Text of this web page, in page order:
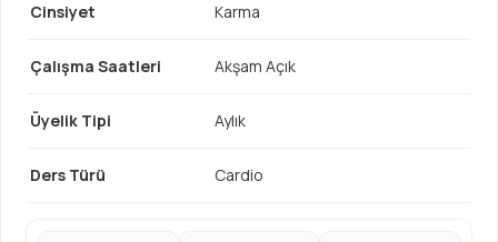
Cinsiyet Karma
Çalışma Saatleri Akşam Açık
Üyelik Tipi Aylık
Ders Türü Cardio